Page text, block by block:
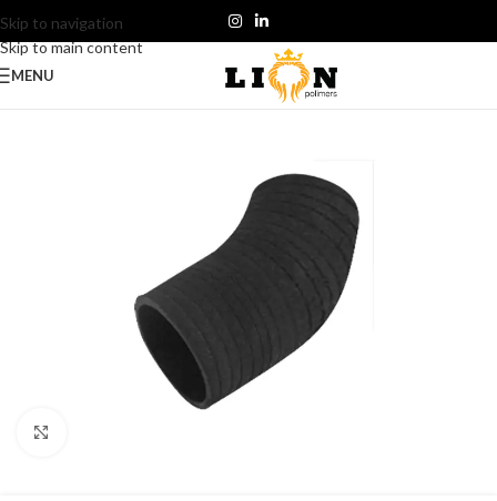
Skip to navigation
Skip to main content
MENU